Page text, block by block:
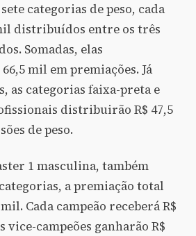
categorias de peso, cada
distribuídos entre os três
Somadas, elas
mil em premiações. Já
as categorias faixa-preta e
distribuirão R$ 47,5
de peso.
1 masculina, também
a premiação total
Cada campeão receberá R$
vice-campeões ganharão R$